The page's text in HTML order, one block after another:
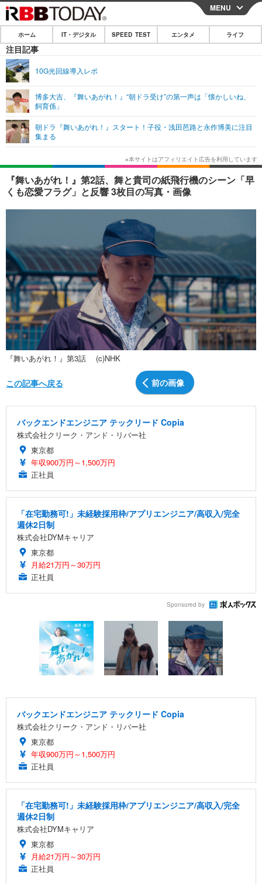
CLOSE
ホーム
IT・デジタル
ネタ
ショッピング その他
SPEED TEST
エンタメ
エンタメTOP
韓国・芸能
音楽 スポーツ
ライフ
ライフTOP グルメ
ペット ショッピング
その他
リリース一覧
プッシュ通知の停止方法
MENU
ホーム IT・デジタル SPEED TEST エンタメ ライフ
注目記事
10G光回線導入レポ
博多大吉、『舞いあがれ！』“朝ドラ受け”の第一声は「懐かしいね、
飼育係」
朝ドラ『舞いあがれ！』スタート！子役・浅田芭路と永作博美に注目
集まる
『舞いあがれ！』第2話、舞と貴司の紙飛行機のシーン「早
くも恋愛フラグ」と反響 3枚目の写真・画像
『舞いあがれ！』第3話 (c)NHK
前の画像
この記事へ戻る
バックエンドエンジニア テックリード Copia
株式会社クリーク・アンド・リバー社
東京都
年収900万円～1,500万円
正社員
「在宅勤務可!」未経験採用枠/アプリエンジニア/高収入/完全
週休2日制
株式会社DYMキャリア
東京都
月給21万円～30万円
正社員
Sponsored by
バックエンドエンジニア テックリード Copia
株式会社クリーク・アンド・リバー社
東京都
年収900万円～1,500万円
正社員
「在宅勤務可!」未経験採用枠/アプリエンジニア/高収入/完全
週休2日制
株式会社DYMキャリア
東京都
月給21万円～30万円
正社員